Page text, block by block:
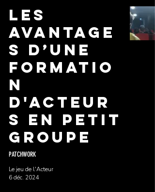
Les
avantage
s d’une
Formatio
n
d'Acteur
s en petit
groupe
PATCHWORK
Le jeu de l'Acteur
6 déc. 2024